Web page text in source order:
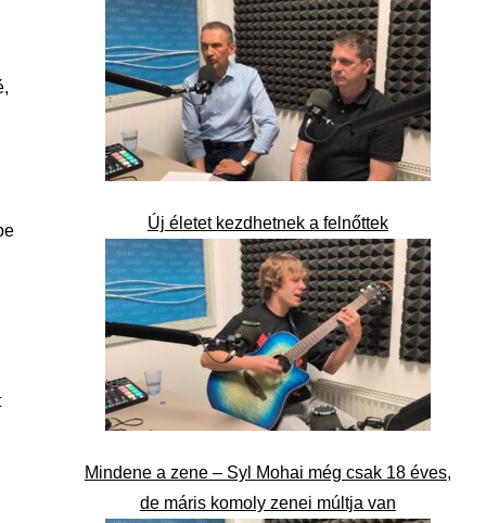
Új életet kezdhetnek a felnőttek
Mindene a zene – Syl Mohai még csak 18 éves,
de máris komoly zenei múltja van